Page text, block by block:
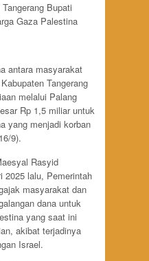
Bupati
Gaza Palestina
antara masyarakat
Tangerang
melalui Palang
Rp 1,5 miliar untuk
yang menjadi korban
9).
Rasyid
2025 lalu, Pemerintah
masyarakat dan
dana untuk
yang saat ini
akibat terjadinya
Israel.